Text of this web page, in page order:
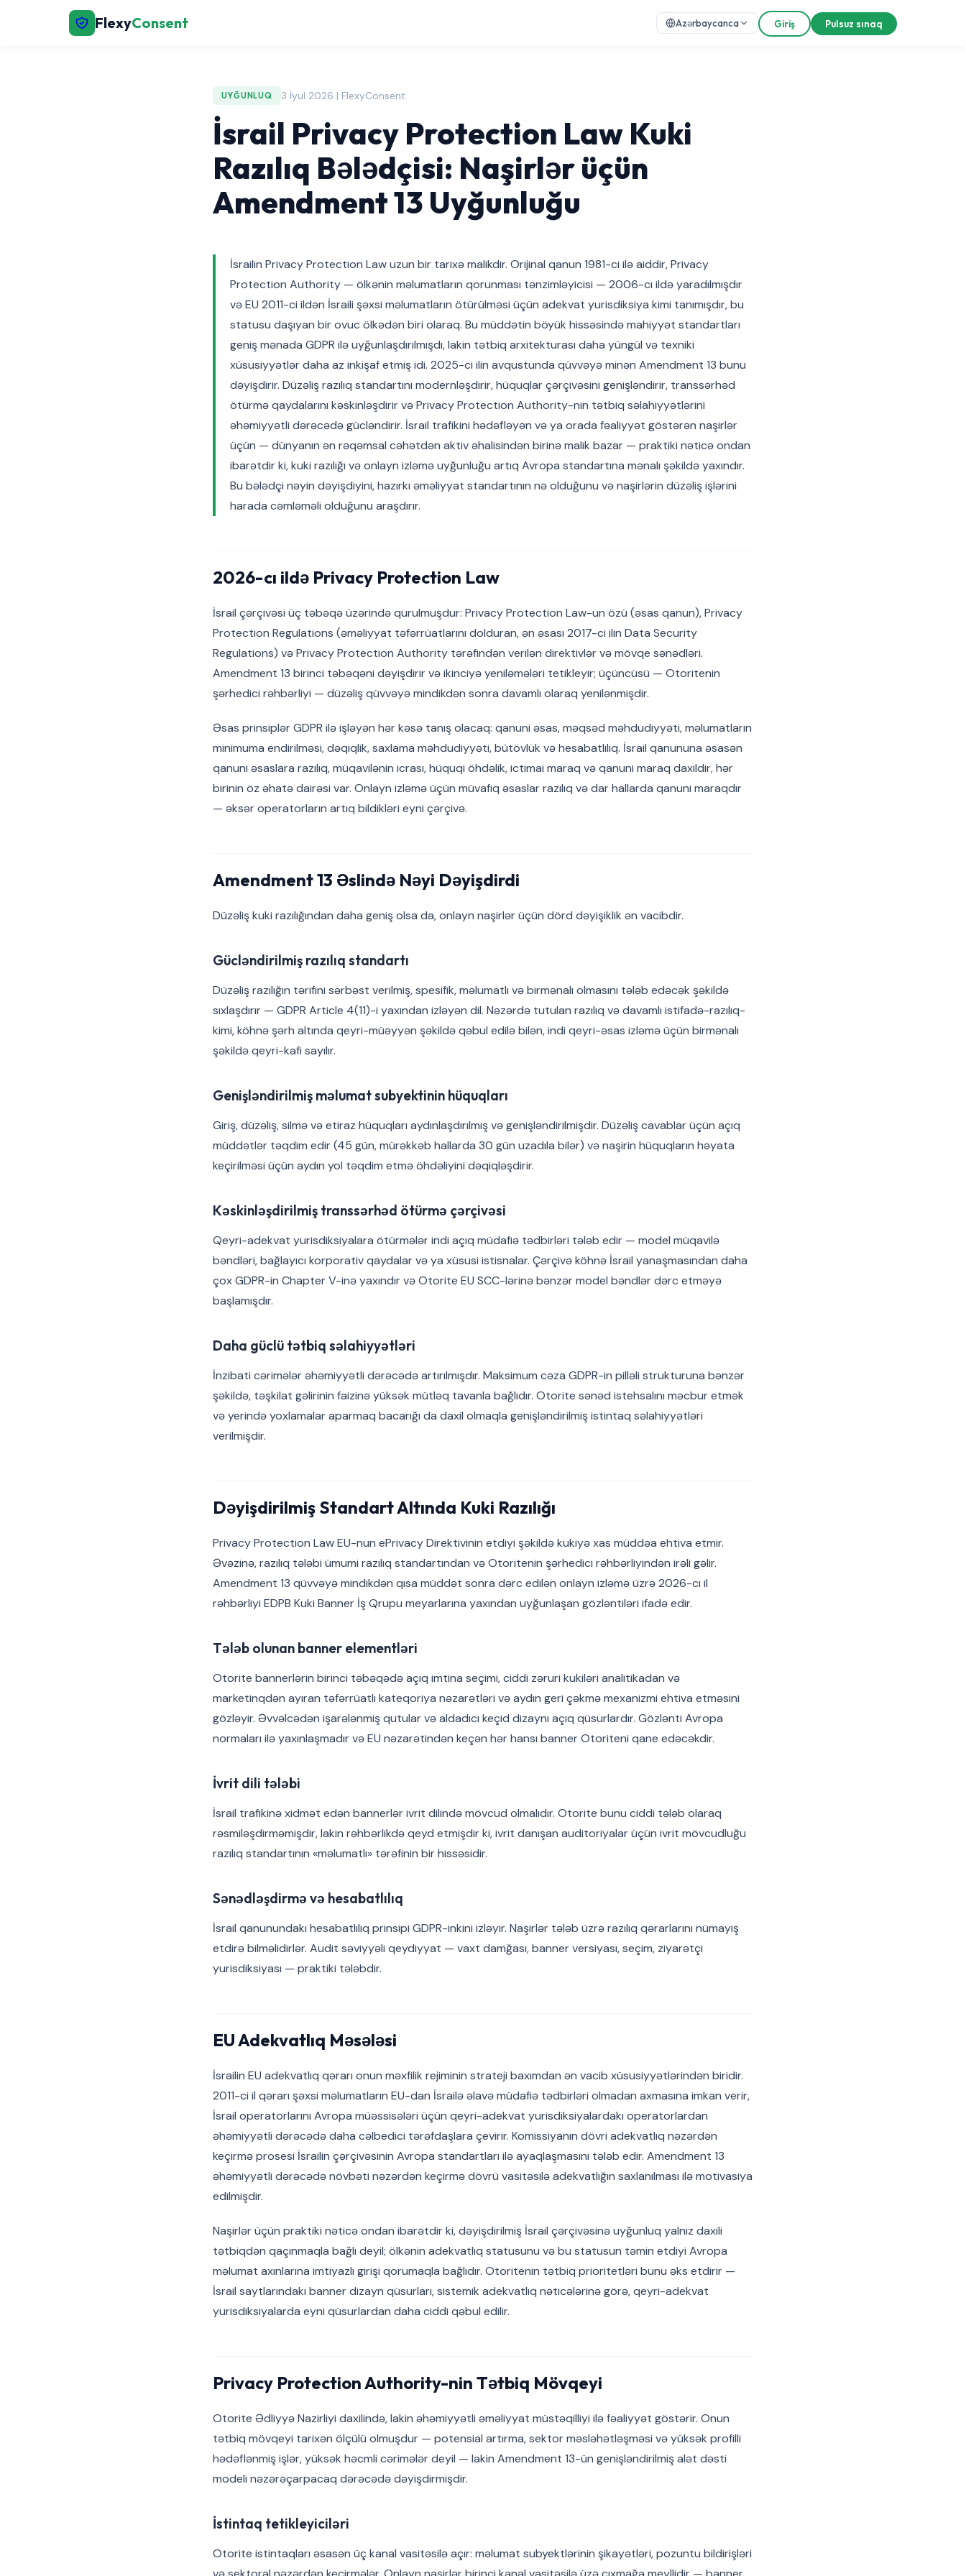
FlexyConsent Azərbaycanca Giriş Pulsuz sınaq
UYĞUNLUQ 3 İyul 2026 | FlexyConsent
İsrail Privacy Protection Law Kuki
Razılıq Bələdçisi: Naşirlər üçün
Amendment 13 Uyğunluğu
İsrailin Privacy Protection Law uzun bir tarixə malikdir. Orijinal qanun 1981-ci ilə aiddir, Privacy
Protection Authority — ölkənin məlumatların qorunması tənzimləyicisi — 2006-cı ildə yaradılmışdır
və EU 2011-ci ildən İsraili şəxsi məlumatların ötürülməsi üçün adekvat yurisdiksiya kimi tanımışdır, bu
statusu daşıyan bir ovuc ölkədən biri olaraq. Bu müddətin böyük hissəsində mahiyyət standartları
geniş mənada GDPR ilə uyğunlaşdırılmışdı, lakin tətbiq arxitekturası daha yüngül və texniki
xüsusiyyətlər daha az inkişaf etmiş idi. 2025-ci ilin avqustunda qüvvəyə minən Amendment 13 bunu
dəyişdirir. Düzəliş razılıq standartını modernləşdirir, hüquqlar çərçivəsini genişləndirir, transsərhəd
ötürmə qaydalarını kəskinləşdirir və Privacy Protection Authority-nin tətbiq səlahiyyətlərini
əhəmiyyətli dərəcədə gücləndirir. İsrail trafikini hədəfləyən və ya orada fəaliyyət göstərən naşirlər
üçün — dünyanın ən rəqəmsal cəhətdən aktiv əhalisindən birinə malik bazar — praktiki nəticə ondan
ibarətdir ki, kuki razılığı və onlayn izləmə uyğunluğu artıq Avropa standartına mənalı şəkildə yaxındır.
Bu bələdçi nəyin dəyişdiyini, hazırkı əməliyyat standartının nə olduğunu və naşirlərin düzəliş işlərini
harada cəmləməli olduğunu araşdırır.
2026-cı ildə Privacy Protection Law
İsrail çərçivəsi üç təbəqə üzərində qurulmuşdur: Privacy Protection Law-un özü (əsas qanun), Privacy
Protection Regulations (əməliyyat təfərrüatlarını dolduran, ən əsası 2017-ci ilin Data Security
Regulations) və Privacy Protection Authority tərəfindən verilən direktivlər və mövqe sənədləri.
Amendment 13 birinci təbəqəni dəyişdirir və ikinciyə yeniləmələri tetikleyir; üçüncüsü — Otoritenin
şərhedici rəhbərliyi — düzəliş qüvvəyə mindikdən sonra davamlı olaraq yenilənmişdir.
Əsas prinsiplər GDPR ilə işləyən hər kəsə tanış olacaq: qanuni əsas, məqsəd məhdudiyyəti, məlumatların
minimuma endirilməsi, dəqiqlik, saxlama məhdudiyyəti, bütövlük və hesabatlılıq. İsrail qanununa əsasən
qanuni əsaslara razılıq, müqavilənin icrası, hüquqi öhdəlik, ictimai maraq və qanuni maraq daxildir, hər
birinin öz əhatə dairəsi var. Onlayn izləmə üçün müvafiq əsaslar razılıq və dar hallarda qanuni maraqdır
— əksər operatorların artıq bildikləri eyni çərçivə.
Amendment 13 Əslində Nəyi Dəyişdirdi
Düzəliş kuki razılığından daha geniş olsa da, onlayn naşirlər üçün dörd dəyişiklik ən vacibdir.
Gücləndirilmiş razılıq standartı
Düzəliş razılığın tərifini sərbəst verilmiş, spesifik, məlumatlı və birmənalı olmasını tələb edəcək şəkildə
sıxlaşdırır — GDPR Article 4(11)-i yaxından izləyən dil. Nəzərdə tutulan razılıq və davamlı istifadə-razılıq-
kimi, köhnə şərh altında qeyri-müəyyən şəkildə qəbul edilə bilən, indi qeyri-əsas izləmə üçün birmənalı
şəkildə qeyri-kafi sayılır.
Genişləndirilmiş məlumat subyektinin hüquqları
Giriş, düzəliş, silmə və etiraz hüquqları aydınlaşdırılmış və genişləndirilmişdir. Düzəliş cavablar üçün açıq
müddətlər təqdim edir (45 gün, mürəkkəb hallarda 30 gün uzadıla bilər) və naşirin hüquqların həyata
keçirilməsi üçün aydın yol təqdim etmə öhdəliyini dəqiqləşdirir.
Kəskinləşdirilmiş transsərhəd ötürmə çərçivəsi
Qeyri-adekvat yurisdiksiyalara ötürmələr indi açıq müdafiə tədbirləri tələb edir — model müqavilə
bəndləri, bağlayıcı korporativ qaydalar və ya xüsusi istisnalar. Çərçivə köhnə İsrail yanaşmasından daha
çox GDPR-in Chapter V-inə yaxındır və Otorite EU SCC-lərinə bənzər model bəndlər dərc etməyə
başlamışdır.
Daha güclü tətbiq səlahiyyətləri
İnzibati cərimələr əhəmiyyətli dərəcədə artırılmışdır. Maksimum cəza GDPR-in pilləli strukturuna bənzər
şəkildə, təşkilat gəlirinin faizinə yüksək mütləq tavanla bağlıdır. Otorite sənəd istehsalını məcbur etmək
və yerində yoxlamalar aparmaq bacarığı da daxil olmaqla genişləndirilmiş istintaq səlahiyyətləri
verilmişdir.
Dəyişdirilmiş Standart Altında Kuki Razılığı
Privacy Protection Law EU-nun ePrivacy Direktivinin etdiyi şəkildə kukiyə xas müddəa ehtiva etmir.
Əvəzinə, razılıq tələbi ümumi razılıq standartından və Otoritenin şərhedici rəhbərliyindən irəli gəlir.
Amendment 13 qüvvəyə mindikdən qısa müddət sonra dərc edilən onlayn izləmə üzrə 2026-cı il
rəhbərliyi EDPB Kuki Banner İş Qrupu meyarlarına yaxından uyğunlaşan gözləntiləri ifadə edir.
Tələb olunan banner elementləri
Otorite bannerlərin birinci təbəqədə açıq imtina seçimi, ciddi zəruri kukiləri analitikadan və
marketinqdən ayıran təfərrüatlı kateqoriya nəzarətləri və aydın geri çəkmə mexanizmi ehtiva etməsini
gözləyir. Əvvəlcədən işarələnmiş qutular və aldadıcı keçid dizaynı açıq qüsurlardır. Gözlənti Avropa
normaları ilə yaxınlaşmadır və EU nəzarətindən keçən hər hansı banner Otoriteni qane edəcəkdir.
İvrit dili tələbi
İsrail trafikinə xidmət edən bannerlər ivrit dilində mövcud olmalıdır. Otorite bunu ciddi tələb olaraq
rəsmiləşdirməmişdir, lakin rəhbərlikdə qeyd etmişdir ki, ivrit danışan auditoriyalar üçün ivrit mövcudluğu
razılıq standartının «məlumatlı» tərəfinin bir hissəsidir.
Sənədləşdirmə və hesabatlılıq
İsrail qanunundakı hesabatlılıq prinsipi GDPR-inkini izləyir. Naşirlər tələb üzrə razılıq qərarlarını nümayiş
etdirə bilməlidirlər. Audit səviyyəli qeydiyyat — vaxt damğası, banner versiyası, seçim, ziyarətçi
yurisdiksiyası — praktiki tələbdir.
EU Adekvatlıq Məsələsi
İsrailin EU adekvatlıq qərarı onun məxfilik rejiminin strateji baxımdan ən vacib xüsusiyyətlərindən biridir.
2011-ci il qərarı şəxsi məlumatların EU-dan İsrailə əlavə müdafiə tədbirləri olmadan axmasına imkan verir,
İsrail operatorlarını Avropa müəssisələri üçün qeyri-adekvat yurisdiksiyalardakı operatorlardan
əhəmiyyətli dərəcədə daha cəlbedici tərəfdaşlara çevirir. Komissiyanın dövri adekvatlıq nəzərdən
keçirmə prosesi İsrailin çərçivəsinin Avropa standartları ilə ayaqlaşmasını tələb edir. Amendment 13
əhəmiyyətli dərəcədə növbəti nəzərdən keçirmə dövrü vasitəsilə adekvatlığın saxlanılması ilə motivasiya
edilmişdir.
Naşirlər üçün praktiki nəticə ondan ibarətdir ki, dəyişdirilmiş İsrail çərçivəsinə uyğunluq yalnız daxili
tətbiqdən qaçınmaqla bağlı deyil; ölkənin adekvatlıq statusunu və bu statusun təmin etdiyi Avropa
məlumat axınlarına imtiyazlı girişi qorumaqla bağlıdır. Otoritenin tətbiq prioritetləri bunu əks etdirir —
İsrail saytlarındakı banner dizayn qüsurları, sistemik adekvatlıq nəticələrinə görə, qeyri-adekvat
yurisdiksiyalarda eyni qüsurlardan daha ciddi qəbul edilir.
Privacy Protection Authority-nin Tətbiq Mövqeyi
Otorite Ədliyyə Nazirliyi daxilində, lakin əhəmiyyətli əməliyyat müstəqilliyi ilə fəaliyyət göstərir. Onun
tətbiq mövqeyi tarixən ölçülü olmuşdur — potensial artırma, sektor məsləhətləşməsi və yüksək profilli
hədəflənmiş işlər, yüksək həcmli cərimələr deyil — lakin Amendment 13-ün genişləndirilmiş alət dəsti
modeli nəzərəçarpacaq dərəcədə dəyişdirmişdir.
İstintaq tetikleyiciləri
Otorite istintaqları əsasən üç kanal vasitəsilə açır: məlumat subyektlərinin şikayətləri, pozuntu bildirişləri